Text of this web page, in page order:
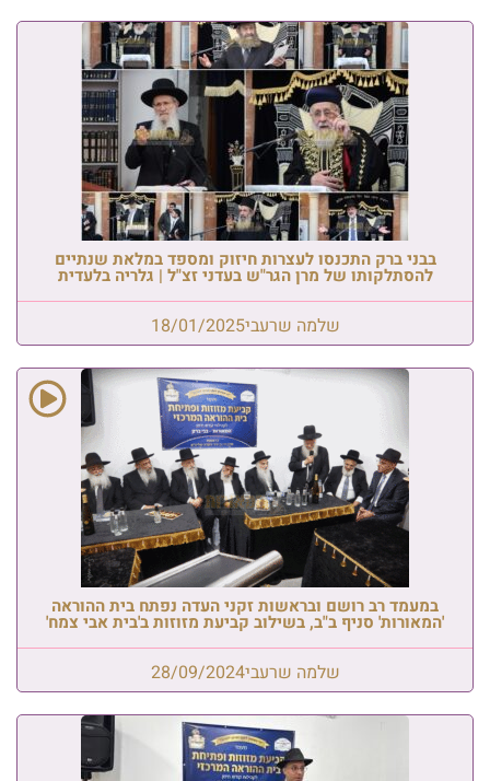
בבני ברק התכנסו לעצרות חיזוק ומספד במלאת שנתיים
להסתלקותו של מרן הגר"ש בעדני זצ"ל | גלריה בלעדית
שלמה שרעבי18/01/2025
במעמד רב רושם ובראשות זקני העדה נפתח בית ההוראה
'המאורות' סניף ב"ב, בשילוב קביעת מזוזות ב'בית אבי צמח'
שלמה שרעבי28/09/2024